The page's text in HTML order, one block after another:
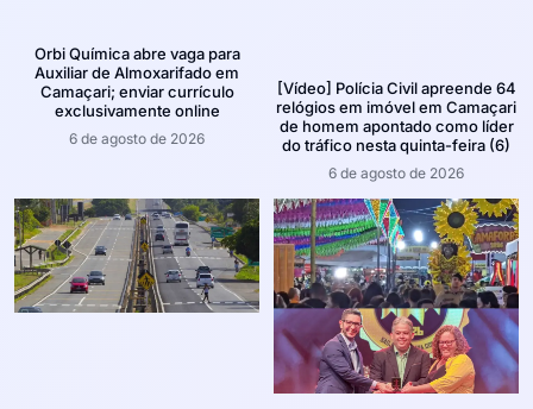
Orbi Química abre vaga para
Auxiliar de Almoxarifado em
Camaçari; enviar currículo
exclusivamente online
6 de agosto de 2026
[Vídeo] Polícia Civil apreende 64
relógios em imóvel em Camaçari
de homem apontado como líder
do tráfico nesta quinta-feira (6)
6 de agosto de 2026